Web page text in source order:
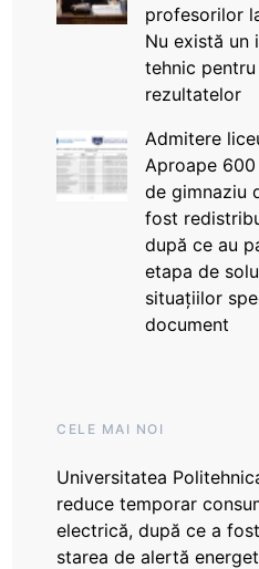
profesorilor
Nu există un
tehnic
rezultatelor
Admitere
Aproape
de gimnaziu
fost
după ce au
etapa de
situațiilor
document
CELE MAI NOI
Universitatea
reduce temporar
electrică, după ce a
starea de alertă